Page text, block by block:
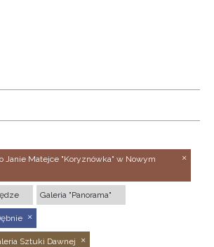
Janie Matejce "Koryznówka" w Nowym
Galeria "Panorama"
Sztuki Dawnej